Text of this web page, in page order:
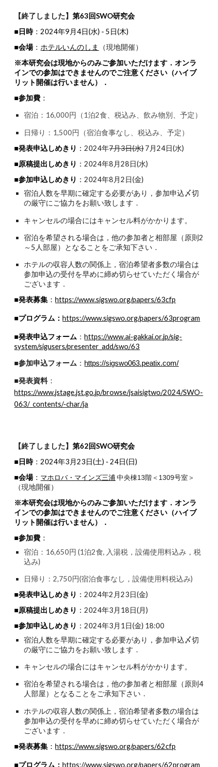
【終了しました】第63回SWO研究会
■日時 ：2024年9月4日(水) - 5日(木)
■会場 ： ホテルいんのしま
（現地開催）
※本研究会は現地からのみご参加いただけます．オンラ
インでの参加はできませんのでご注意ください（ハイブ
リット開催は行いません）．
■参加費 ：
宿泊：16,000円（1泊2食、税込み、飲み物別、予定）
日帰り：1,500円（宿泊食事なし、税込み、予定）
■発表申込しめきり ：2024年7月3日(水)7月24日(水)
■原稿提出しめきり ：2024年8月28日(水)
■参加申込しめきり ：2024年8月2日(金)
宿泊人数を早期に確定する必要があり，参加申込〆切
の厳守にご協力をお願い致します．
キャンセルの場合にはキャンセル料がかかります。
宿泊を希望される場合は，他の参加者と相部屋（原則2
～5人部屋）となることをご承知下さい．
ホテルの収容人数の関係上，宿泊希望者多数の場合は
参加申込の受付を早めに締め切らせていただく場合が
ございます．
■発表募集 ：https://www.sigswo.org/papers/63cfp
■プログラム：https://www.sigswo.org/papers/63program
■発表申込フォーム ： https://www.ai-gakkai.or.jp/sig-
system/sigusers/presenter_add/swo/63
■参加申込フォーム ： https://sigswo063.peatix.com/
■発表資料 ：
https://www.jstage.jst.go.jp/browse/jsaisigtwo/2024/SWO-
063/_contents/-char/ja
【終了しました】第62回SWO研究会
■日時 ：2024年3月23日(土) - 24日(日)
■会場 ： マホロバ・マインズ三浦 中央棟13階＜1309号室＞
（現地開催）
※本研究会は現地からのみご参加いただけます．オンラ
インでの参加はできませんのでご注意ください（ハイブ
リット開催は行いません）．
■参加費 ：
宿泊：16,650円 (1泊2食, 入湯税，設備使用料込み，税
込み)
日帰り：2,750円(宿泊食事なし，設備使用料税込み)
■発表申込しめきり ：2024年2月23日(金)
■原稿提出しめきり ：2024年3月18日(月)
■参加申込しめきり ：2024年3月1日(金) 18:00
宿泊人数を早期に確定する必要があり，参加申込〆切
の厳守にご協力をお願い致します．
キャンセルの場合にはキャンセル料がかかります。
宿泊を希望される場合は，他の参加者と相部屋（原則4
人部屋）となることをご承知下さい．
ホテルの収容人数の関係上，宿泊希望者多数の場合は
参加申込の受付を早めに締め切らせていただく場合が
ございます．
■発表募集 ：https://www.sigswo.org/papers/62cfp
■プログラム：https://www.sigswo.org/papers/62program